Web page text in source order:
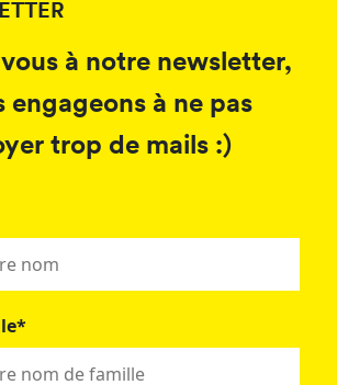
à notre newsletter,
engageons à ne pas
trop de mails :)